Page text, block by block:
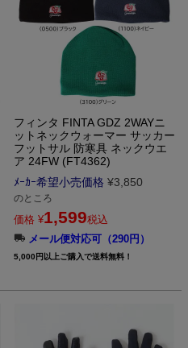
フィンタ FINTA GDZ 2WAYニ
ットネックウォーマー サッカー
フットサル 防寒具 ネックウエ
ア 24FW (FT4362)
ﾒｰｶｰ希望小売価格 ¥3,850
のところ
価格 ¥1,599税込
メール便対応可（290円）
5,000円以上ご購入で送料無料！